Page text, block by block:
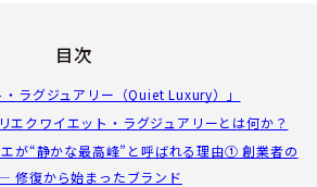
目次
・ラグジュアリー（Quiet Luxury）」
エクワイエット・ラグジュアリーとは何か？
が“静かな最高峰”と呼ばれる理由① 創業者の
修復から始まったブランド